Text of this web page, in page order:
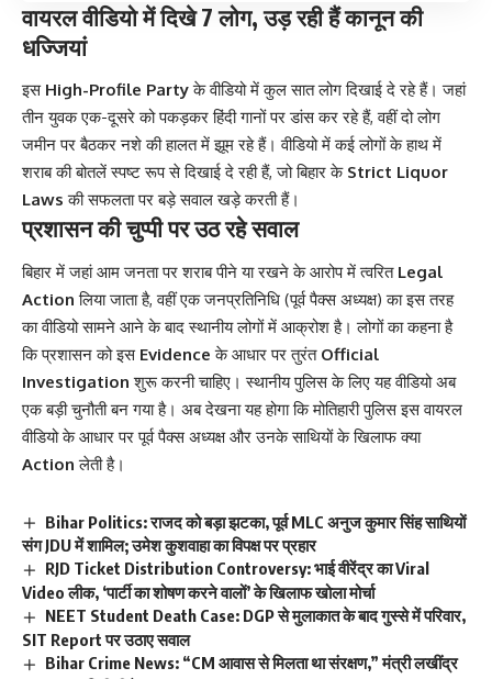
वायरल वीडियो में दिखे 7 लोग, उड़ रही हैं कानून की
धज्जियां
इस High-Profile Partyके वीडियो में कुल सात लोग दिखाई दे रहे हैं। जहां
तीन युवक एक-दूसरे को पकड़कर हिंदी गानों पर डांस कर रहे हैं, वहीं दो लोग
जमीन पर बैठकर नशे की हालत में झूम रहे हैं। वीडियो में कई लोगों के हाथ में
शराब की बोतलें स्पष्ट रूप से दिखाई दे रही हैं, जो बिहार के Strict Liquor
Laws की सफलता पर बड़े सवाल खड़े करती हैं।
प्रशासन की चुप्पी पर उठ रहे सवाल
बिहार में जहां आम जनता पर शराब पीने या रखने के आरोप में त्वरित Legal
Action लिया जाता है, वहीं एक जनप्रतिनिधि (पूर्व पैक्स अध्यक्ष) का इस तरह
का वीडियो सामने आने के बाद स्थानीय लोगों में आक्रोश है। लोगों का कहना है
कि प्रशासन को इस Evidence के आधार पर तुरंत Official
Investigation शुरू करनी चाहिए। स्थानीय पुलिस के लिए यह वीडियो अब
एक बड़ी चुनौती बन गया है। अब देखना यह होगा कि मोतिहारी पुलिस इस वायरल
वीडियो के आधार पर पूर्व पैक्स अध्यक्ष और उनके साथियों के खिलाफ क्या
Action लेती है।
Bihar Politics: राजद को बड़ा झटका, पूर्व MLC अनुज कुमार सिंह साथियों
संग JDU में शामिल; उमेश कुशवाहा का विपक्ष पर प्रहार
RJD Ticket Distribution Controversy: भाई वीरेंद्र का Viral
Video लीक, ‘पार्टी का शोषण करने वालों’ के खिलाफ खोला मोर्चा
NEET Student Death Case: DGP से मुलाकात के बाद गुस्से में परिवार,
SIT Report पर उठाए सवाल
Bihar Crime News: “CM आवास से मिलता था संरक्षण,” मंत्री लखींद्र